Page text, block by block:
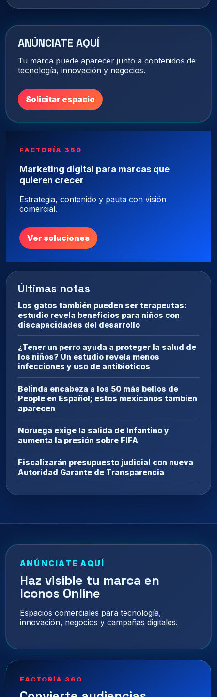
ANÚNCIATE AQUÍ
Tu marca puede aparecer junto a contenidos de
tecnología, innovación y negocios.
Solicitar espacio
FACTORÍA 360
Marketing digital para marcas que
quieren crecer
Estrategia, contenido y pauta con visión
comercial.
Ver soluciones
Últimas notas
Los gatos también pueden ser terapeutas:
estudio revela beneficios para niños con
discapacidades del desarrollo
¿Tener un perro ayuda a proteger la salud de
los niños? Un estudio revela menos
infecciones y uso de antibióticos
Belinda encabeza a los 50 más bellos de
People en Español; estos mexicanos también
aparecen
Noruega exige la salida de Infantino y
aumenta la presión sobre FIFA
Fiscalizarán presupuesto judicial con nueva
Autoridad Garante de Transparencia
ANÚNCIATE AQUÍ
Haz visible tu marca en
Iconos Online
Espacios comerciales para tecnología,
innovación, negocios y campañas digitales.
FACTORÍA 360